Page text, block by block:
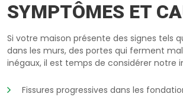
SYMPTÔMES ET
Si votre maison présente des signes tels
dans les murs, des portes qui ferment
inégaux, il est temps de considérer notre
Fissures progressives dans les